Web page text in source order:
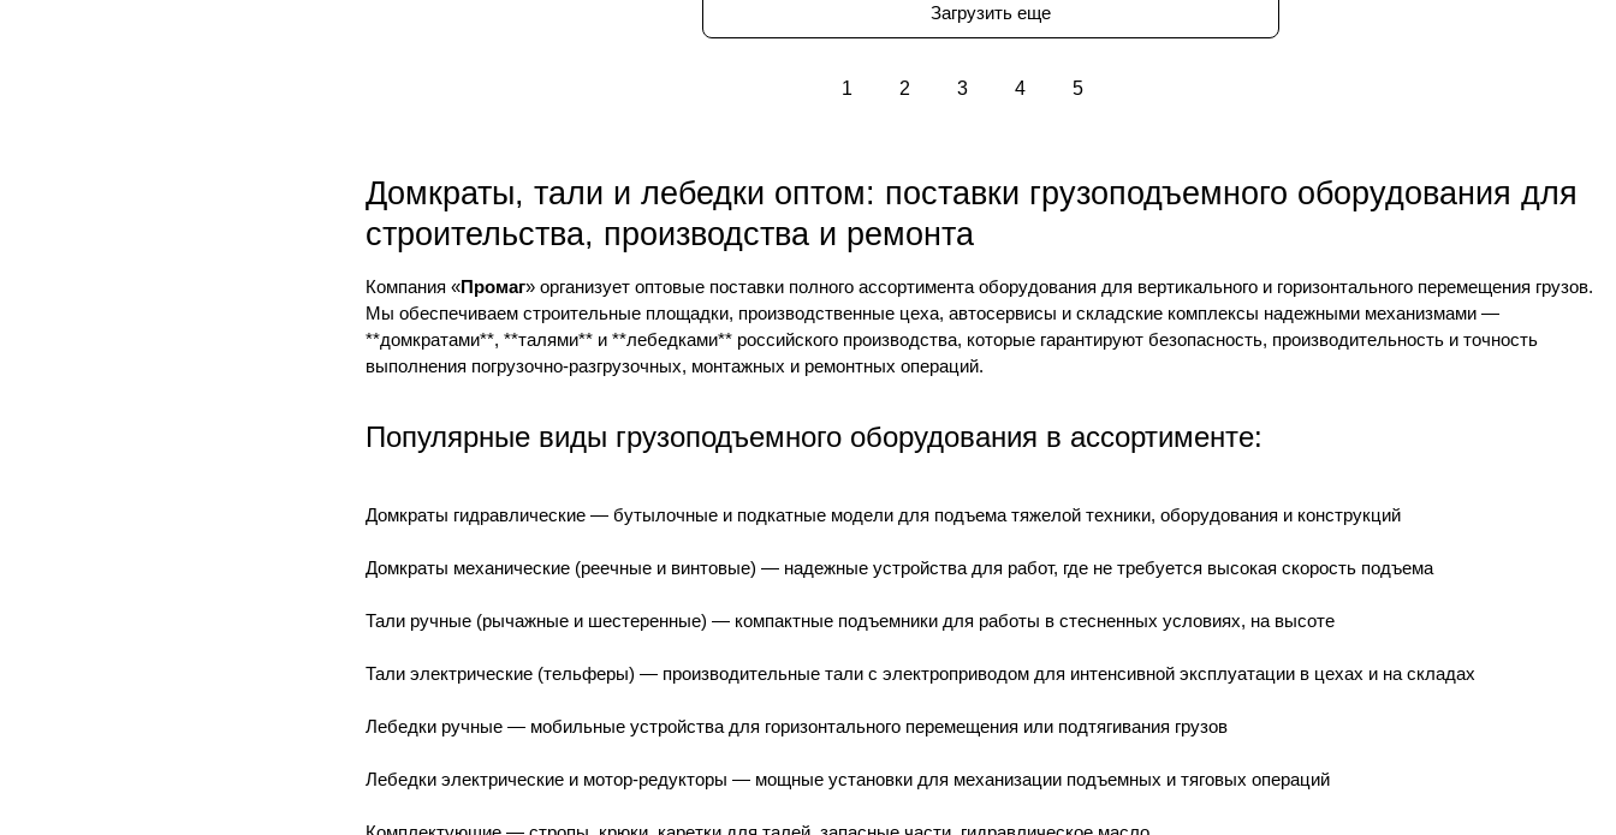
Загрузить еще
1 2 3 4 5
Домкраты, тали и лебедки оптом: поставки грузоподъемного оборудования для
строительства, производства и ремонта
Компания «Промаг» организует оптовые поставки полного ассортимента оборудования для вертикального и горизонтального перемещения грузов.
Мы обеспечиваем строительные площадки, производственные цеха, автосервисы и складские комплексы надежными механизмами —
**домкратами**, **талями** и **лебедками** российского производства, которые гарантируют безопасность, производительность и точность
выполнения погрузочно-разгрузочных, монтажных и ремонтных операций.
Популярные виды грузоподъемного оборудования в ассортименте:
Домкраты гидравлические — бутылочные и подкатные модели для подъема тяжелой техники, оборудования и конструкций
Домкраты механические (реечные и винтовые) — надежные устройства для работ, где не требуется высокая скорость подъема
Тали ручные (рычажные и шестеренные) — компактные подъемники для работы в стесненных условиях, на высоте
Тали электрические (тельферы) — производительные тали с электроприводом для интенсивной эксплуатации в цехах и на складах
Лебедки ручные — мобильные устройства для горизонтального перемещения или подтягивания грузов
Лебедки электрические и мотор-редукторы — мощные установки для механизации подъемных и тяговых операций